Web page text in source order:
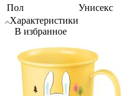
Пол
Унисекс
Характеристики
В избранное